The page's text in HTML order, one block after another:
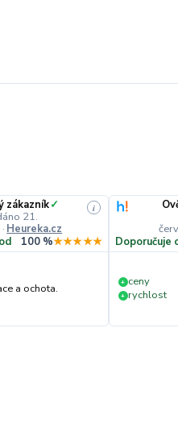
zákazník✓
21.
· Heureka.cz
i
100 %★★★★★
a ochota.
Doporučuje
+ ceny
+ rychlost